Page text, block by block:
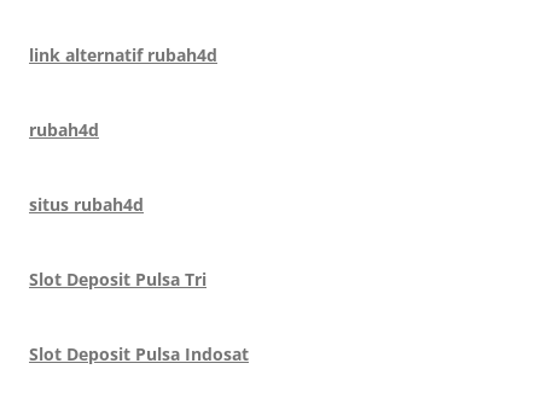
link alternatif rubah4d
rubah4d
situs rubah4d
Slot Deposit Pulsa Tri
Slot Deposit Pulsa Indosat